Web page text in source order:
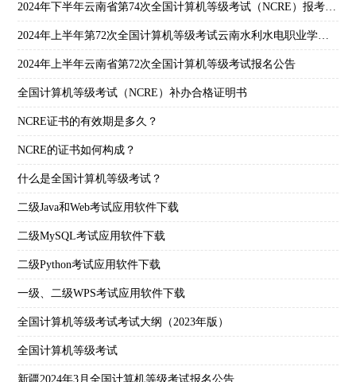
2024年下半年云南省第74次全国计算机等级考试（NCRE）报考简章
2024年上半年第72次全国计算机等级考试云南水利水电职业学院539086考点报名公告
2024年上半年云南省第72次全国计算机等级考试报名公告
全国计算机等级考试（NCRE）补办合格证明书
NCRE证书的有效期是多久？
NCRE的证书如何构成？
什么是全国计算机等级考试？
二级Java和Web考试应用软件下载
二级MySQL考试应用软件下载
二级Python考试应用软件下载
一级、二级WPS考试应用软件下载
全国计算机等级考试考试大纲（2023年版）
全国计算机等级考试
新疆2024年3月全国计算机等级考试报名公告